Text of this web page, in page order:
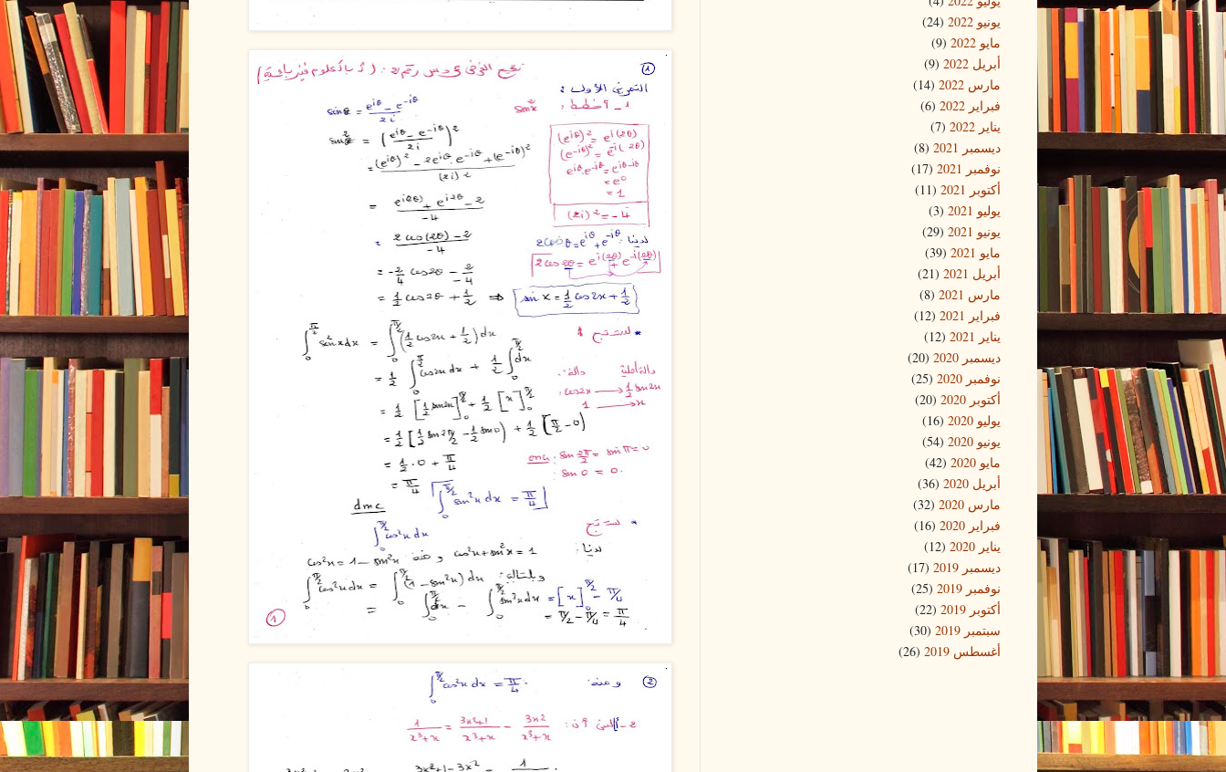
يونيو 2022
(24)
مايو 2022
(9)
أبريل 2022
(9)
مارس 2022
(14)
فبراير 2022
(6)
يناير 2022
(7)
ديسمبر 2021
(8)
نوفمبر 2021
(17)
أكتوبر 2021
(11)
يوليو 2021
(3)
يونيو 2021
(29)
مايو 2021
(39)
أبريل 2021
(21)
مارس 2021
(8)
فبراير 2021
(12)
يناير 2021
(12)
ديسمبر 2020
(20)
نوفمبر 2020
(25)
أكتوبر 2020
(20)
يوليو 2020
(16)
يونيو 2020
(54)
مايو 2020
(42)
أبريل 2020
(36)
مارس 2020
(32)
فبراير 2020
(16)
يناير 2020
(12)
ديسمبر 2019
(17)
نوفمبر 2019
(25)
أكتوبر 2019
(22)
سبتمبر 2019
(30)
أغسطس 2019
(26)